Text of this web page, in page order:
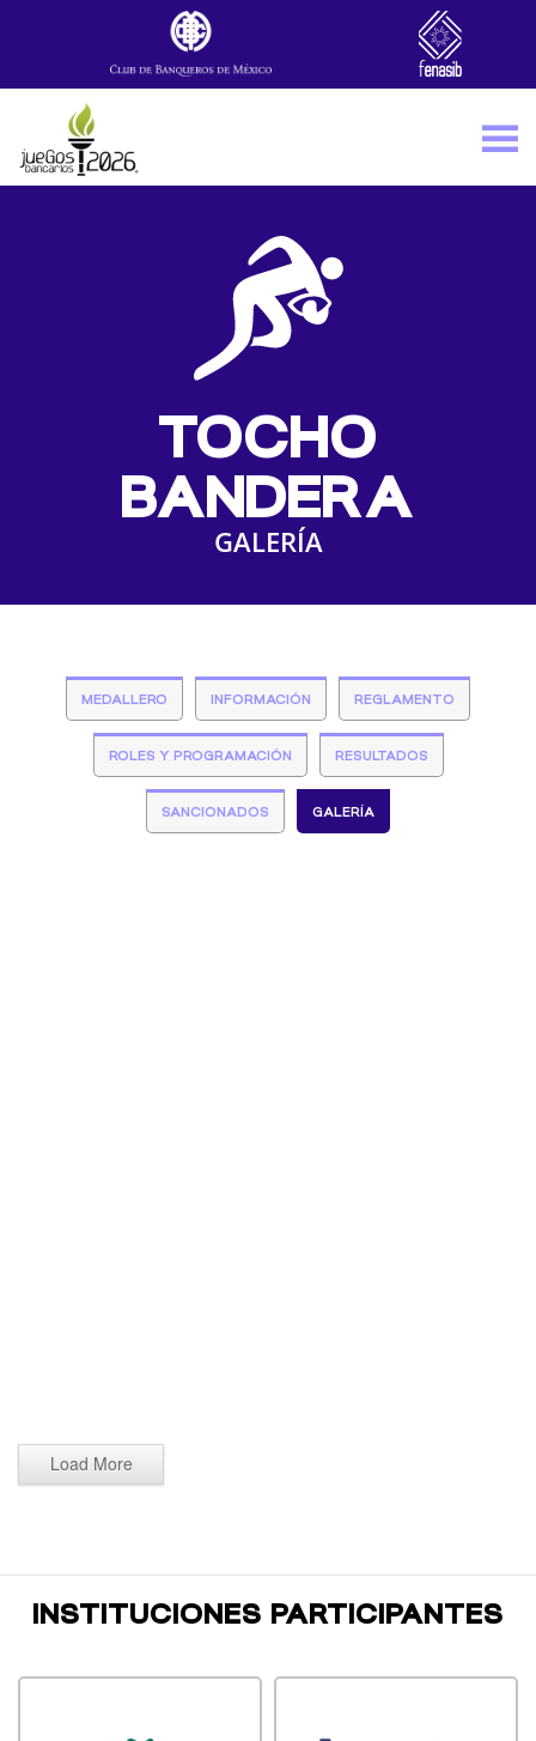
Skip to main content
TOCHO
BANDERA
GALERÍA
MEDALLERO INFORMACIÓN REGLAMENTO
ROLES Y PROGRAMACIÓN RESULTADOS
SANCIONADOS GALERÍA
Load More
INSTITUCIONES PARTICIPANTES